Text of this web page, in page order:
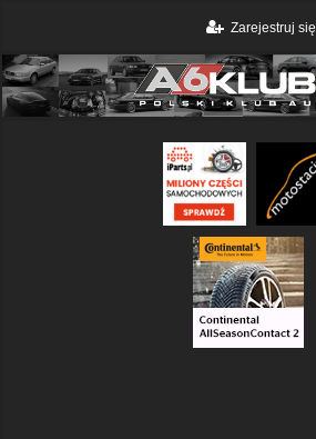
Zarejestruj się